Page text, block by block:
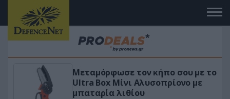
Μεταμόρφωσε τον κήπο σου με το
Ultra Box Μίνι Αλυσοπρίονο με
μπαταρία λιθίου